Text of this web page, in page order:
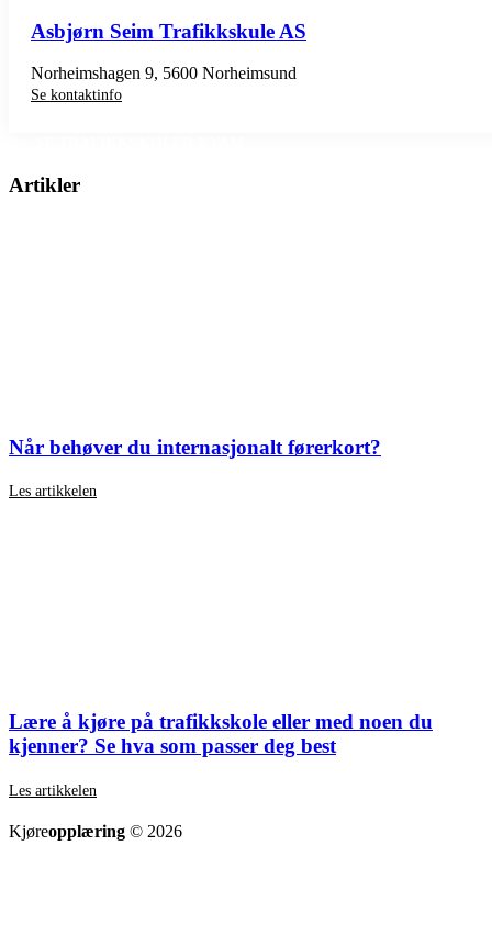
Asbjørn Seim Trafikkskule AS
Norheimshagen 9, 5600 Norheimsund
Se kontaktinfo
Artikler
Når behøver du internasjonalt førerkort?
Les artikkelen
Lære å kjøre på trafikkskole eller med noen du
kjenner? Se hva som passer deg best
Les artikkelen
Kjøreopplæring © 2026